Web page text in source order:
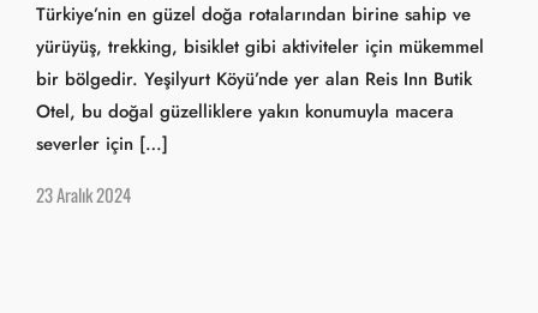
Türkiye’nin en güzel doğa rotalarından birine sahip ve
yürüyüş, trekking, bisiklet gibi aktiviteler için mükemmel
bir bölgedir. Yeşilyurt Köyü’nde yer alan Reis Inn Butik
Otel, bu doğal güzelliklere yakın konumuyla macera
severler için […]
23 Aralık 2024